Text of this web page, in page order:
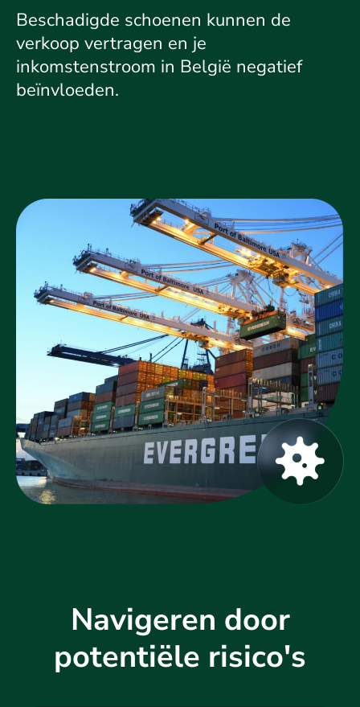
Beschadigde schoenen kunnen de
verkoop vertragen en je
inkomstenstroom in België negatief
beïnvloeden.
Navigeren door
potentiële risico's